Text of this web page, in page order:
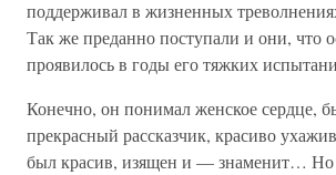
поддерживал в жизненных
Так же преданно поступали и они, что
проявилось в годы его тяжких
Конечно, он понимал женское сердце,
прекрасный рассказчик, красиво
был красив, изящен и — знаменит… Но